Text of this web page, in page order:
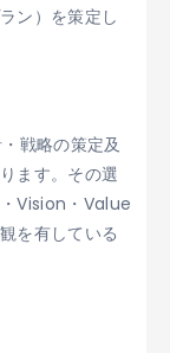
ン）を策定し
戦略の策定及
ます。その選
Vision・Value
を有している